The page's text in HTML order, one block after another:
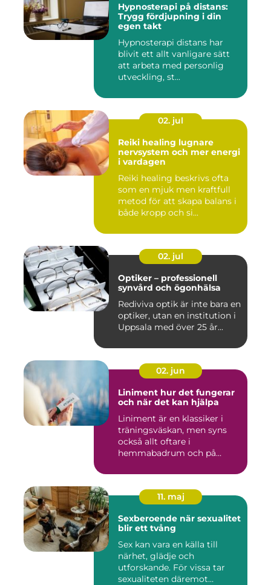
Hypnosterapi på distans:
Trygg fördjupning i din
egen takt
Hypnosterapi distans har
blivit ett allt vanligare sätt
att arbeta med personlig
utveckling, st...
02. jul
Reiki healing lugnare
nervsystem och mer energi
i vardagen
Reiki healing beskrivs ofta
som en mjuk men kraftfull
metod för att skapa balans i
både kropp och si...
02. jul
Optiker – professionell
synvård och ögonhälsa
Rediviva optik är inte bara en
optiker, utan en institution i
Uppsala med över 25 år...
02. jun
Liniment hur det fungerar
och när det kan hjälpa
Liniment är en klassiker i
träningsväskan, men syns
också allt oftare i
hemmabadrum och på
11. maj
Sexberoende när sexualitet
blir ett tvång
Sex kan vara en källa till
närhet, glädje och
utforskande. För vissa tar
sexualiteten däremot